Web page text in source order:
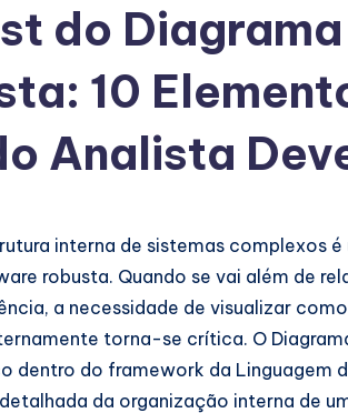
do
10
Analista
interna de sistemas complexos
robusta. Quando se vai além de
a necessidade de visualizar
torna-se crítica. O
dentro do framework da Linguagem
da organização interna de